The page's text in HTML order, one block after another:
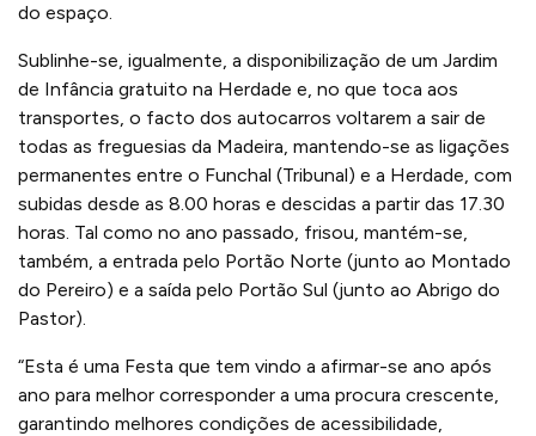
do espaço.
Sublinhe-se, igualmente, a disponibilização de um Jardim
de Infância gratuito na Herdade e, no que toca aos
transportes, o facto dos autocarros voltarem a sair de
todas as freguesias da Madeira, mantendo-se as ligações
permanentes entre o Funchal (Tribunal) e a Herdade, com
subidas desde as 8.00 horas e descidas a partir das 17.30
horas. Tal como no ano passado, frisou, mantém-se,
também, a entrada pelo Portão Norte (junto ao Montado
do Pereiro) e a saída pelo Portão Sul (junto ao Abrigo do
Pastor).
“Esta é uma Festa que tem vindo a afirmar-se ano após
ano para melhor corresponder a uma procura crescente,
garantindo melhores condições de acessibilidade,